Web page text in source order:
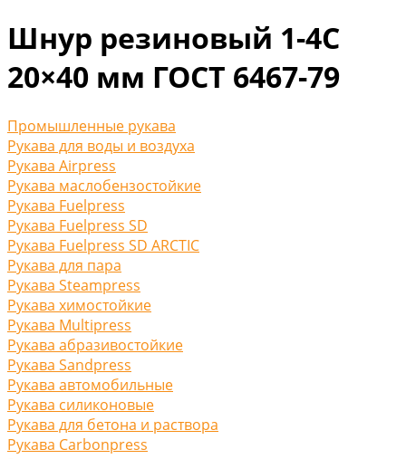
Шнур резиновый 1-4С
20×40 мм ГОСТ 6467-79
Промышленные рукава
Рукава для воды и воздуха
Рукава Airpress
Рукава маслобензостойкие
Рукава Fuelpress
Рукава Fuelpress SD
Рукава Fuelpress SD ARCTIC
Рукава для пара
Рукава Steampress
Рукава химостойкие
Рукава Multipress
Рукава абразивостойкие
Рукава Sandpress
Рукава автомобильные
Рукава силиконовые
Рукава для бетона и раствора
Рукава Carbonpress